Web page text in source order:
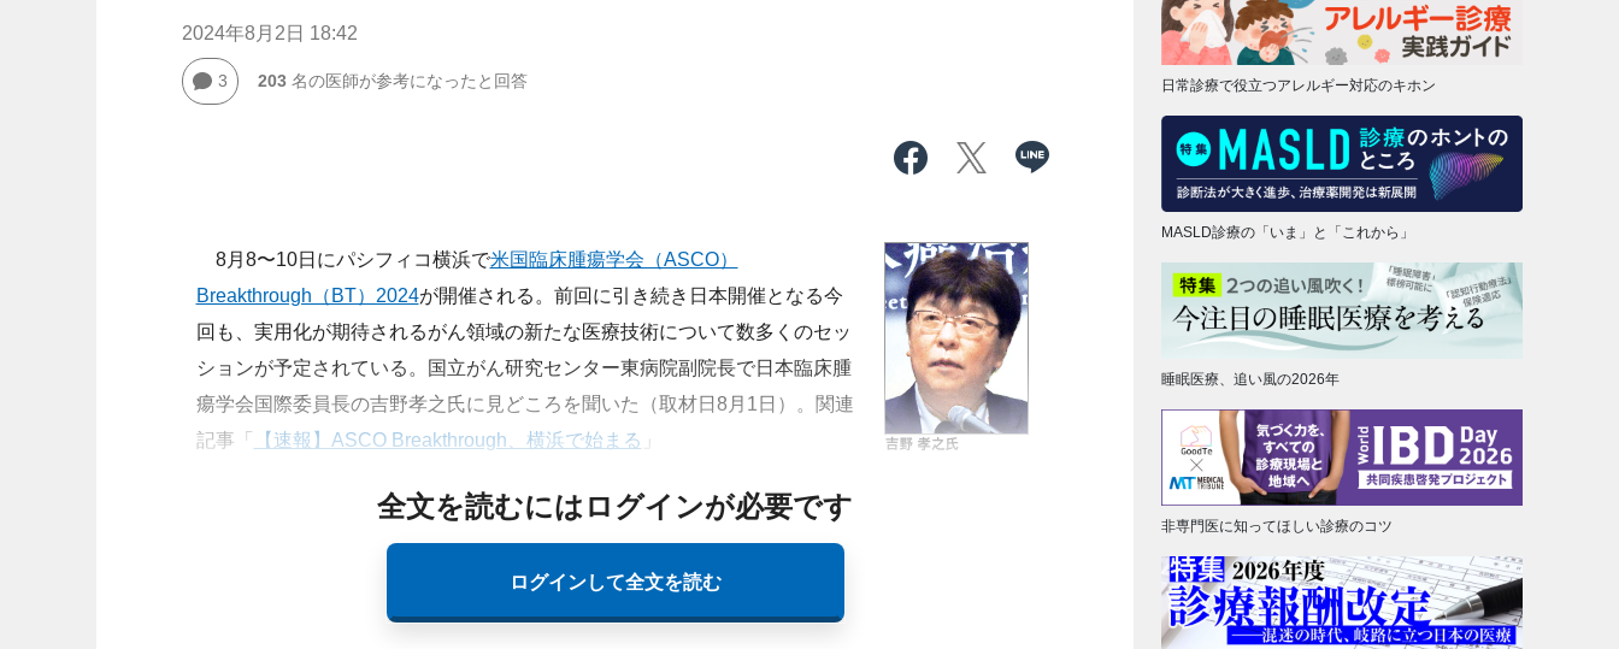
2024年8月2日 18:42
3 203名の医師が参考になったと回答
8月8〜10日にパシフィコ横浜で米国臨床腫瘍学会（ASCO）
Breakthrough（BT）2024が開催される。前回に引き続き日本開催となる今
回も、実用化が期待されるがん領域の新たな医療技術について数多くのセッ
ションが予定されている。国立がん研究センター東病院副院長で日本臨床腫
瘍学会国際委員長の吉野孝之氏に見どころを聞いた（取材日8月1日）。関連
記事「
【速報】ASCO Breakthrough、横浜で始まる 」
全文を読むにはログインが必要です
ログインして全文を読む
日常診療で役立つアレルギー対応のキホン
MASLD診療の「いま」と「これから」
睡眠医療、追い風の2026年
非専門医に知ってほしい診療のコツ